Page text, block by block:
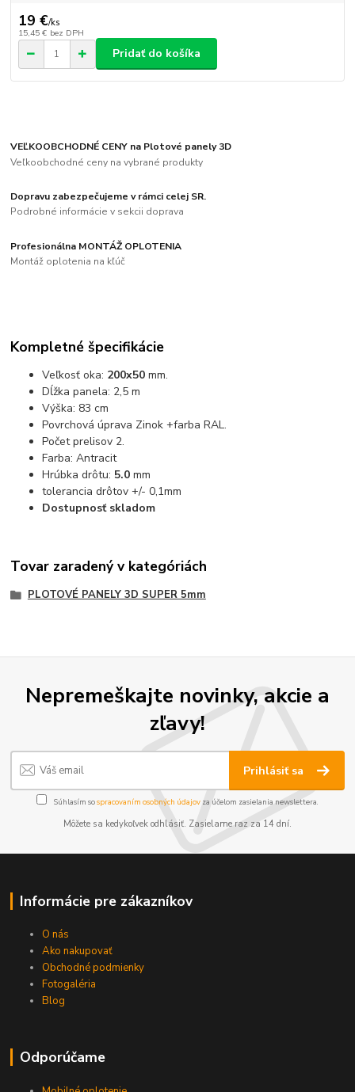
19 €/ks
15,45 € bez DPH
Pridať do košíka
VEĽKOOBCHODNÉ CENY na Plotové panely 3D
Veľkoobchodné ceny na vybrané produkty
Dopravu zabezpečujeme v rámci celej SR.
Podrobné informácie v sekcii doprava
Profesionálna MONTÁŽ OPLOTENIA
Montáž oplotenia na kľúč
Kompletné špecifikácie
Veľkosť oka: 200x50 mm.
Dĺžka panela: 2,5 m
Výška: 83 cm
Povrchová úprava Zinok +farba RAL.
Počet prelisov 2.
Farba: Antracit
Hrúbka drôtu: 5.0mm
tolerancia drôtov +/- 0,1mm
Dostupnosť skladom
Tovar zaradený v kategóriách
PLOTOVÉ PANELY 3D SUPER 5mm
Nepremeškajte novinky, akcie a
zľavy!
Prihlásiť sa
Súhlasím sospracovaním osobných údajov za účelom zasielania newslettera.
Môžete sa kedykoľvek odhlásiť. Zasielame raz za 14 dní.
Informácie pre zákazníkov
O nás
Ako nakupovať
Obchodné podmienky
Fotogaléria
Blog
Odporúčame